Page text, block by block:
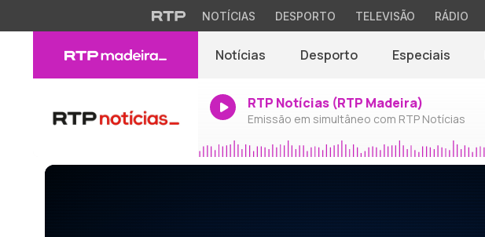
NOTÍCIAS DESPORTO TELEVISÃO RÁDIO
Notícias Desporto Especiais
RTP Notícias (RTP Madeira)
Emissão em simultâneo com RTP Notícias